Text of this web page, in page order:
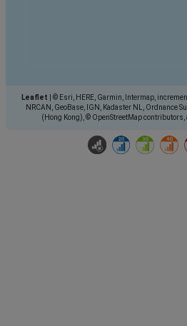
Leaflet
© Esri, HERE, Garmin, Intermap,
NRCAN, GeoBase, IGN, Kadaster NL, Ordnance
(Hong Kong), © OpenStreetMap contributors,